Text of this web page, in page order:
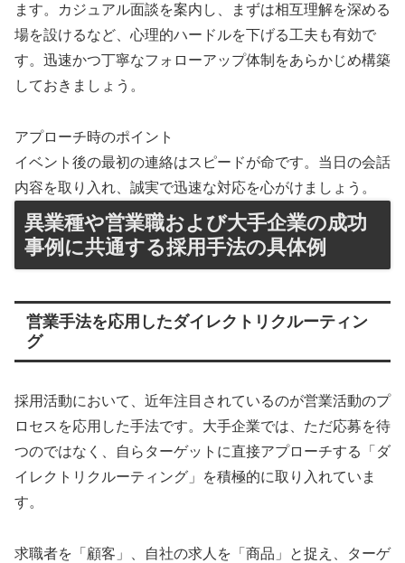
ます。カジュアル面談を案内し、まずは相互理解を深める
場を設けるなど、心理的ハードルを下げる工夫も有効で
す。迅速かつ丁寧なフォローアップ体制をあらかじめ構築
しておきましょう。
アプローチ時のポイント
イベント後の最初の連絡はスピードが命です。当日の会話
内容を取り入れ、誠実で迅速な対応を心がけましょう。
異業種や営業職および大手企業の成功
事例に共通する採用手法の具体例
営業手法を応用したダイレクトリクルーティン
グ
採用活動において、近年注目されているのが営業活動のプ
ロセスを応用した手法です。大手企業では、ただ応募を待
つのではなく、自らターゲットに直接アプローチする「ダ
イレクトリクルーティング」を積極的に取り入れていま
す。
求職者を「顧客」、自社の求人を「商品」と捉え、ターゲ